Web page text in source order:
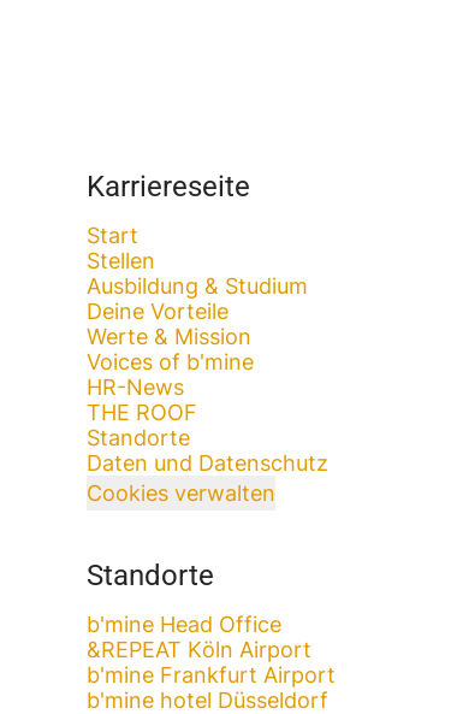
Karriereseite
Start
Stellen
Ausbildung & Studium
Deine Vorteile
Werte & Mission
Voices of b'mine
HR-News
THE ROOF
Standorte
Daten und Datenschutz
Cookies verwalten
Standorte
b'mine Head Office
&REPEAT Köln Airport
b'mine Frankfurt Airport
b'mine hotel Düsseldorf